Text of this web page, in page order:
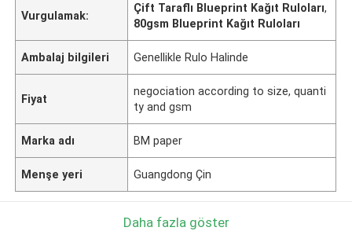
Vurgulamak:
Çift Taraflı Blueprint Kağıt Ruloları,
80gsm Blueprint Kağıt Ruloları
Ambalaj bilgileri Genellikle Rulo Halinde
Fiyat
negociation according to size, quanti
ty and gsm
Marka adı BM paper
Menşe yeri Guangdong Çin
Daha fazla göster